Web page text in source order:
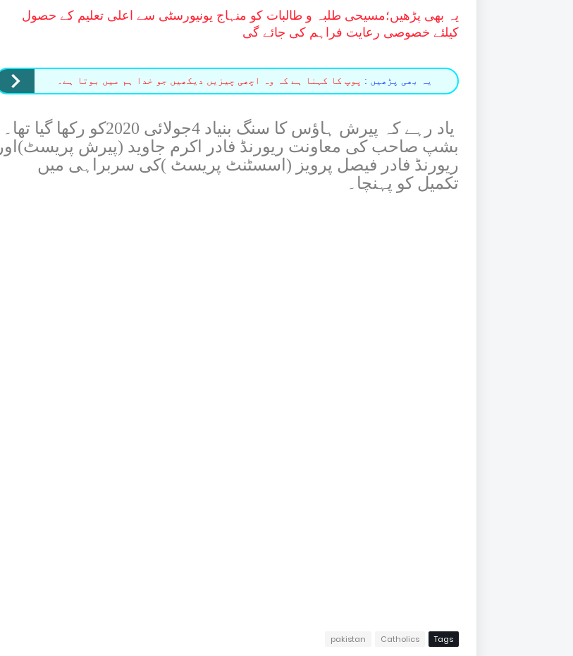
یہ بھی پڑھیں؛مسیحی طلبہ و طالبات کو منہاج یونیورسٹی سے اعلی تعلیم کے حصول
کیلئے خصوصی رعایت فراہم کی جائے گی
یہ بھی پڑھیں : پوپ کا کہنا ہے کہ وہ اچھی چیزیں دیکھیں جو خدا ہم میں بوتا ہے۔
یاد رہے کہ پیرش ہاﺅس کا سنگ بنیاد 4جولائی 2020کو رکھا گیا تھا۔
بشپ صاحب کی معاونت ریورنڈ فادر اکرم جاوید (پیرش پریسٹ)اور
ریورنڈ فادر فیصل پرویز (اسسٹنٹ پریسٹ )کی سربراہی میں
تکمیل کو پہنچا۔
Tags
Catholics
pakistan